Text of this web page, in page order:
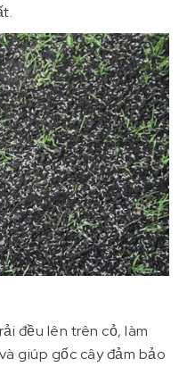
đều lên trên cỏ, làm
giúp gốc cây đảm bảo